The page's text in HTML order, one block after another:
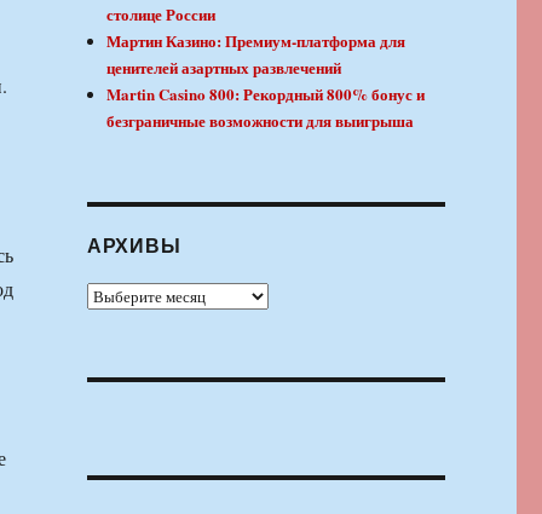
столице России
Мартин Казино: Премиум-платформа для
ценителей азартных развлечений
Martin Casino 800: Рекордный 800% бонус и
безграничные возможности для выигрыша
АРХИВЫ
Архивы